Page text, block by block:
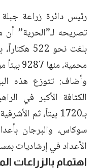
رئيس دائرة زراعة
تصريحه لـ”الحرية” أن
محمية، منها 9287 بيتاً مزروعاً حتى الآن.
وأضاف: تتوزع هذه
سوكاس، والبرجان
الأعداد في إرشاديات
اهتمام بالزراعات